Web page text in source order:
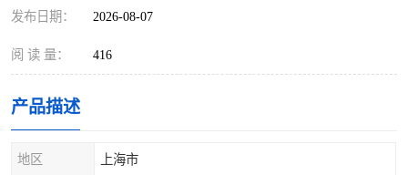
发布日期： 2026-08-07
阅 读 量： 416
产品描述
地区 上海市